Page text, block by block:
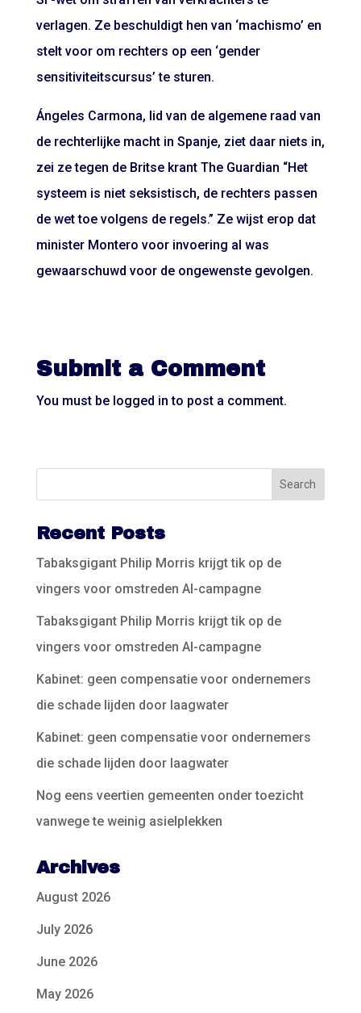
verlagen. Ze beschuldigt hen van ‘machismo’ en
stelt voor om rechters op een ‘gender
sensitiviteitscursus’ te sturen.
Ángeles Carmona, lid van de algemene raad van
de rechterlijke macht in Spanje, ziet daar niets in,
zei ze tegen de Britse krant The Guardian “Het
systeem is niet seksistisch, de rechters passen
de wet toe volgens de regels.” Ze wijst erop dat
minister Montero voor invoering al was
gewaarschuwd voor de ongewenste gevolgen.
Submit a Comment
You must be logged in to post a comment.
Recent Posts
Tabaksgigant Philip Morris krijgt tik op de
vingers voor omstreden AI-campagne
Tabaksgigant Philip Morris krijgt tik op de
vingers voor omstreden AI-campagne
Kabinet: geen compensatie voor ondernemers
die schade lijden door laagwater
Kabinet: geen compensatie voor ondernemers
die schade lijden door laagwater
Nog eens veertien gemeenten onder toezicht
vanwege te weinig asielplekken
Archives
August 2026
July 2026
June 2026
May 2026